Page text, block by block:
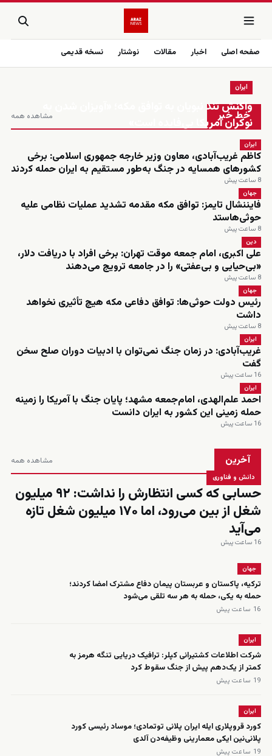
صفحه اصلی اخبار مقالات نوشتار نسخه قدیمی
زنده
خط خبر مشاهده همه
ایران
واکنش تند نبویان به توافق مکه؛ «آویزان شدن به
نوکران آمریکا بی‌فایده است»
ایران
کاظم غریب‌آبادی، معاون وزیر خارجه جمهوری اسلامی: برخی
کشورهای همسایه در جنگ به‌طور مستقیم به ایران حمله کردند
8 ساعت پیش
جهان
فایننشال تایمز: توافق مکه مقدمه تشدید عملیات نظامی علیه
حوثی‌هاستد
8 ساعت پیش
دین
علی اکبری، امام جمعه موقت تهران: برخی افراد با دریافت دلار،
«بی‌حیایی و بی‌عفتی» را در جامعه ترویج می‌دهند
8 ساعت پیش
جهان
رئیس دولت حوثی‌ها: توافق دفاعی مکه هیچ تأثیری نخواهد
داشت
8 ساعت پیش
ایران
غریب‌آبادی: در زمان جنگ نمی‌توان با ادبیات دوران صلح سخن
گفت
16 ساعت پیش
ایران
احمد علم‌الهدی، امام‌جمعه مشهد؛ پایان جنگ با آمریکا را زمینه
حمله زمینی این کشور به ایران دانست
16 ساعت پیش
آخرین مشاهده همه
دانش و فناوری
حسابی که کسی انتظارش را نداشت: ۹۲ میلیون
شغل از بین می‌رود، اما ۱۷۰ میلیون شغل تازه
می‌آید
16 ساعت پیش
جهان
ترکیه، پاکستان و عربستان پیمان دفاع مشترک امضا کردند؛
حمله به یکی، حمله به هر سه تلقی می‌شود
16 ساعت پیش
ایران
شرکت اطلاعات کشتیرانی کپلر: ترافیک دریایی تنگه هرمز به
کمتر از یک‌دهم پیش از جنگ سقوط کرد
19 ساعت پیش
ایران
کورد قروپلاری ایله ایران پلانی توتمادی؛ موساد رئیسی کورد
پلانی‌نین ایکی معمارینی وظیفه‌دن آلدی
19 ساعت پیش